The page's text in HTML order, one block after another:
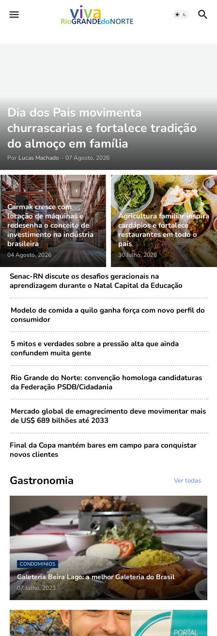
Dia dos Pais movimenta
churrascarias e fortalece tradição
do almoço em família
Por Lucas Machado - 07 Agosto, 2026
Carmak cresce com
locação de máquinas e
redesenha o conceito de
investimento na indústria
brasileira
04 Agosto, 2026
Agricultura familiar inspira
cardápios e fortalece
restaurantes em todo o
país
30 Julho, 2026
Senac-RN discute os desafios geracionais na
aprendizagem durante o Natal Capital da Educação
Modelo de comida a quilo ganha força com novo perfil do
consumidor
5 mitos e verdades sobre a pressão alta que ainda
confundem muita gente
Rio Grande do Norte: convenção homologa candidaturas
da Federação PSDB/Cidadania
Mercado global de emagrecimento deve movimentar mais
de US$ 689 bilhões até 2033
Final da Copa mantém bares em campo para conquistar
novos clientes
Gastronomia Ver todas
CONDOMINIOS
Galeteria Beira Lago: a melhor Galeteria do Brasil
07 Julho, 2023